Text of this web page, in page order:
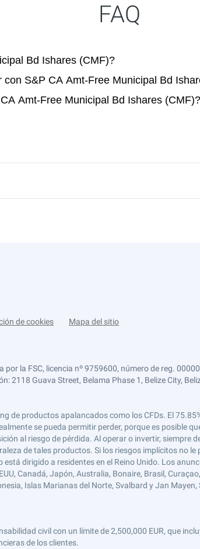
FAQ
Bd Ishares (CMF)?
S&P CA Amt-Free Municipal Bd
Amt-Free Municipal Bd Ishares (CMF)?
de cookies Mapa del sitio
la FSC, licencia nº 9759600, número de reg.
2118 Guava Street, Belama Phase 1, Belize City,
de productos apalancados como los CFDs. El
se pueda permitir perder, porque es posible
al riesgo de pérdida. Al operar o invertir, siempre
de tales productos. Si los riesgos implícitos no
dirigido a residentes en el Reino Unido. Los
Canadá, Japón, Australia, Bonaire, Brasil,
Islas Marianas del Norte, Svalbard y Jan
civil con un límite de 2,500,000 EUR, que
de los clientes.